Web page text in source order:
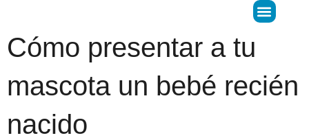
Cómo presentar a tu
mascota un bebé recién
nacido